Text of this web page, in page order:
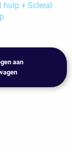
hulp + Scleral
aan